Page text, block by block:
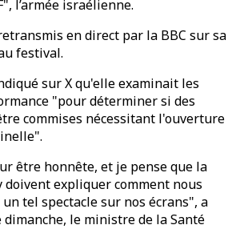
l’armée israélienne.
en direct par la BBC sur sa
festival.
sur X qu'elle examinait les
"pour déterminer si des
commises nécessitant l'ouverture
être honnête, et je pense que la
doivent expliquer comment nous
tel spectacle sur nos écrans", a
le ministre de la Santé